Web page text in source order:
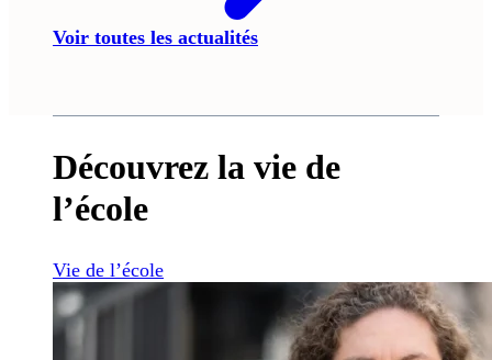
Voir toutes les actualités
Découvrez la vie de
l’école
Vie de l’école